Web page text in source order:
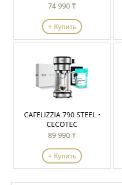
74 990 ₸
+ Купить
CAFELIZZIA 790 STEEL •
CECOTEC
89 990 ₸
+ Купить